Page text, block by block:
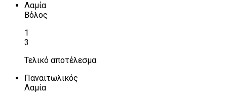
Λαμία
Βόλος
1
3
Τελικό αποτέλεσμα
Παναιτωλικός
Λαμία